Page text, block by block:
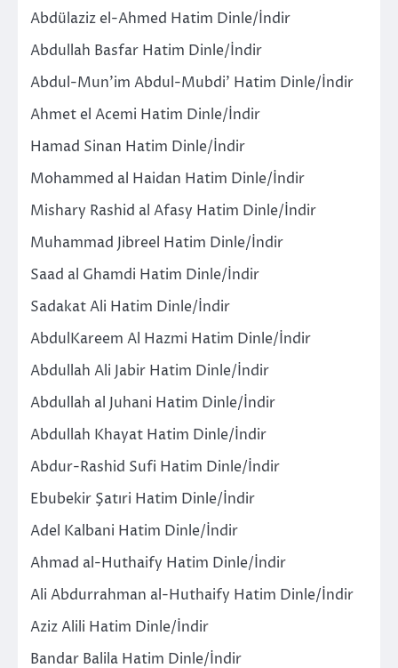
Abdülaziz el-Ahmed Hatim Dinle/İndir
Abdullah Basfar Hatim Dinle/İndir
Abdul-Mun’im Abdul-Mubdi’ Hatim Dinle/İndir
Ahmet el Acemi Hatim Dinle/İndir
Hamad Sinan Hatim Dinle/İndir
Mohammed al Haidan Hatim Dinle/İndir
Mishary Rashid al Afasy Hatim Dinle/İndir
Muhammad Jibreel Hatim Dinle/İndir
Saad al Ghamdi Hatim Dinle/İndir
Sadakat Ali Hatim Dinle/İndir
AbdulKareem Al Hazmi Hatim Dinle/İndir
Abdullah Ali Jabir Hatim Dinle/İndir
Abdullah al Juhani Hatim Dinle/İndir
Abdullah Khayat Hatim Dinle/İndir
Abdur-Rashid Sufi Hatim Dinle/İndir
Ebubekir Şatıri Hatim Dinle/İndir
Adel Kalbani Hatim Dinle/İndir
Ahmad al-Huthaify Hatim Dinle/İndir
Ali Abdurrahman al-Huthaify Hatim Dinle/İndir
Aziz Alili Hatim Dinle/İndir
Bandar Balila Hatim Dinle/İndir